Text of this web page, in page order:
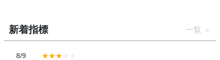
新着指標 一覧
8/9